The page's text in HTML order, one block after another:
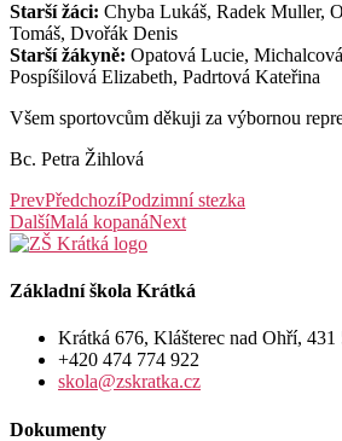
Starší žáci: Chyba Lukáš, Radek Muller,
Tomáš, Dvořák Denis
Starší žákyně: Opatová Lucie,
Pospíšilová Elizabeth, Padrtová Kateřina
Všem sportovcům děkuji za výbornou
Bc. Petra Žihlová
PrevPředchozíPodzimní stezka
DalšíMalá kopanáNext
Základní škola Krátká
Krátká 676, Klášterec nad Ohří, 431
+420 474 774 922
skola@zskratka.cz
Dokumenty